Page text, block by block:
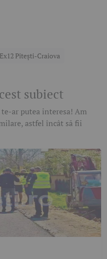
Pitești-Craiova
subiect
ar putea interesa! Am
astfel încât să fii